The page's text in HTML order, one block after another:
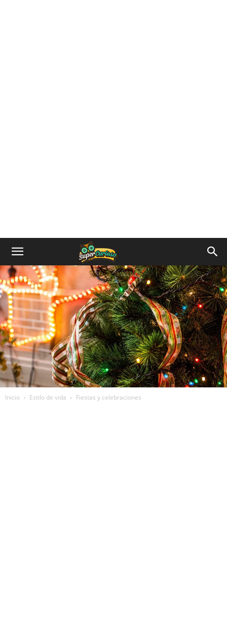
Inicio Estilo de vida Fiestas y celebraciones